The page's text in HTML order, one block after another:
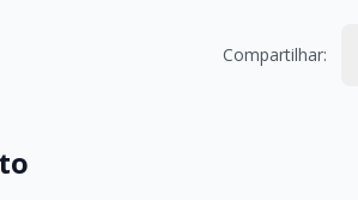
Compartilhar: